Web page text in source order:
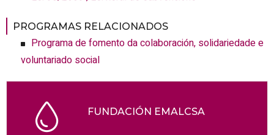
PROGRAMAS RELACIONADOS
Programa de fomento da colaboración, solidariedade e
voluntariado social
FUNDACIÓN EMALCSA